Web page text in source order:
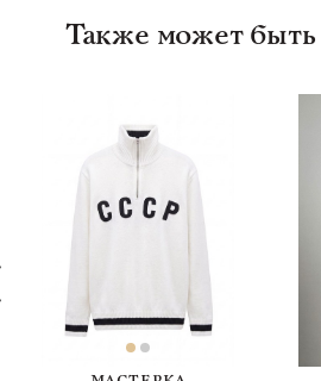
Также может